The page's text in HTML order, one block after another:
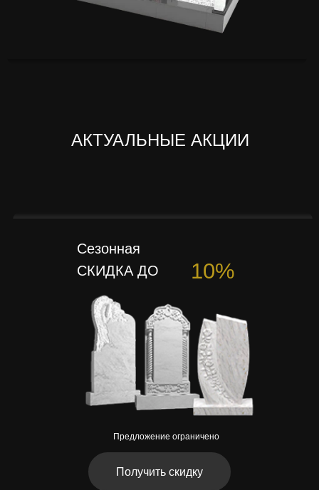
АКТУАЛЬНЫЕ АКЦИИ
СКИДКА ДО 10%
Предложение ограничено
Сезонная
Получить скидку